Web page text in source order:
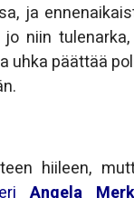
ja
niin
päättää
hiileen,